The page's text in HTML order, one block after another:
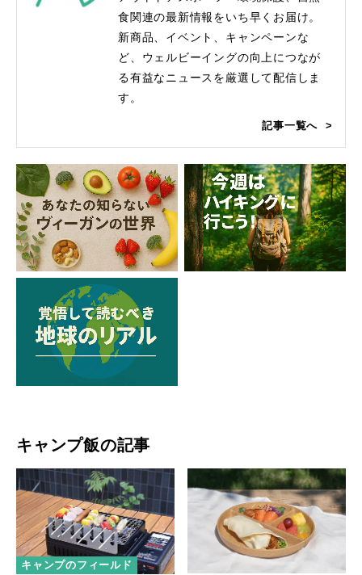
食関連の最新情報をいち早くお届け。
新商品、イベント、キャンペーンな
ど、ウェルビーイングの向上につなが
る有益なニュースを厳選して配信しま
す。
記事一覧へ
キャンプ飯の記事
キャンプのフィールド